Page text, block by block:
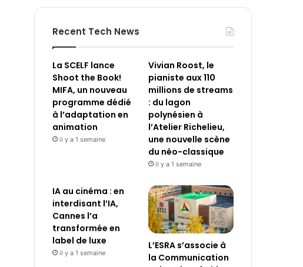
Recent Tech News
La SCELF lance
Shoot the Book!
MIFA, un nouveau
programme dédié
à l’adaptation en
animation
il y a 1 semaine
Vivian Roost, le
pianiste aux 110
millions de streams
: du lagon
polynésien à
l’Atelier Richelieu,
une nouvelle scène
du néo-classique
il y a 1 semaine
IA au cinéma : en
interdisant l’IA,
Cannes l’a
transformée en
label de luxe
il y a 1 semaine
L’ESRA s’associe à
la Communication